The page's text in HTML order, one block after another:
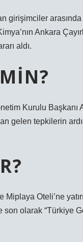
girişimciler
Ankara
aldı.
Kurulu Başkanı
gelen tepkilerin
Oteli’ne
olarak “Türkiye